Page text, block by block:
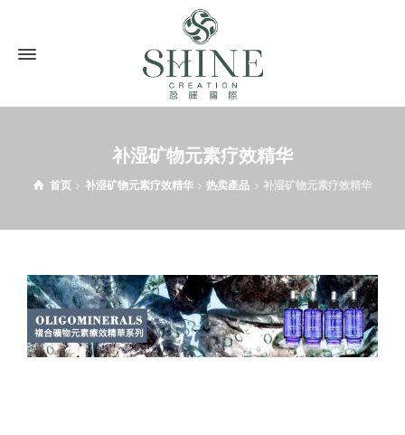
补湿矿物元素疗效精华
首页 补湿矿物元素疗效精华 热卖產品 补湿矿物元素疗效精华